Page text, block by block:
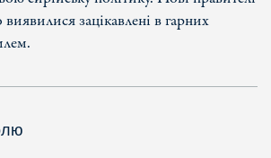
зацікавлені в гарних